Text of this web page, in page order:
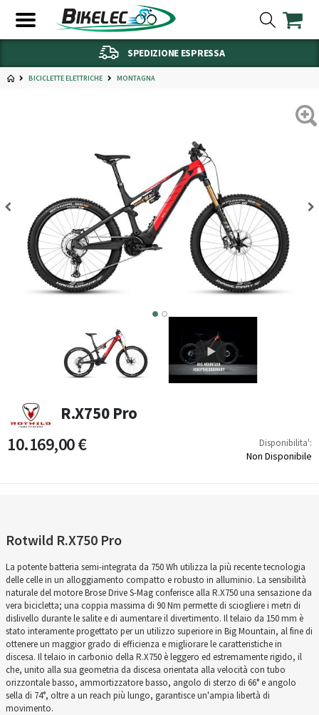
SPEDIZIONE ESPRESSA
BICICLETTE ELETTRICHE MONTAGNA
R.X750 Pro
10.169,00 € Disponibilita':
Non Disponibile
Rotwild R.X750 Pro
La potente batteria semi-integrata da 750 Wh utilizza la più recente tecnologia
delle celle in un alloggiamento compatto e robusto in alluminio. La sensibilità
naturale del motore Brose Drive S-Mag conferisce alla R.X750 una sensazione da
vera bicicletta; una coppia massima di 90 Nm permette di sciogliere i metri di
dislivello durante le salite e di aumentare il divertimento. Il telaio da 150 mm è
stato interamente progettato per un utilizzo superiore in Big Mountain, al fine di
ottenere un maggior grado di efficienza e migliorare le caratteristiche in
discesa. Il telaio in carbonio della R.X750 è leggero ed estremamente rigido, il
che, unito alla sua geometria da discesa orientata alla velocità con tubo
orizzontale basso, ammortizzatore basso, angolo di sterzo di 66° e angolo
sella di 74°, oltre a un reach più lungo, garantisce un'ampia libertà di
movimento.